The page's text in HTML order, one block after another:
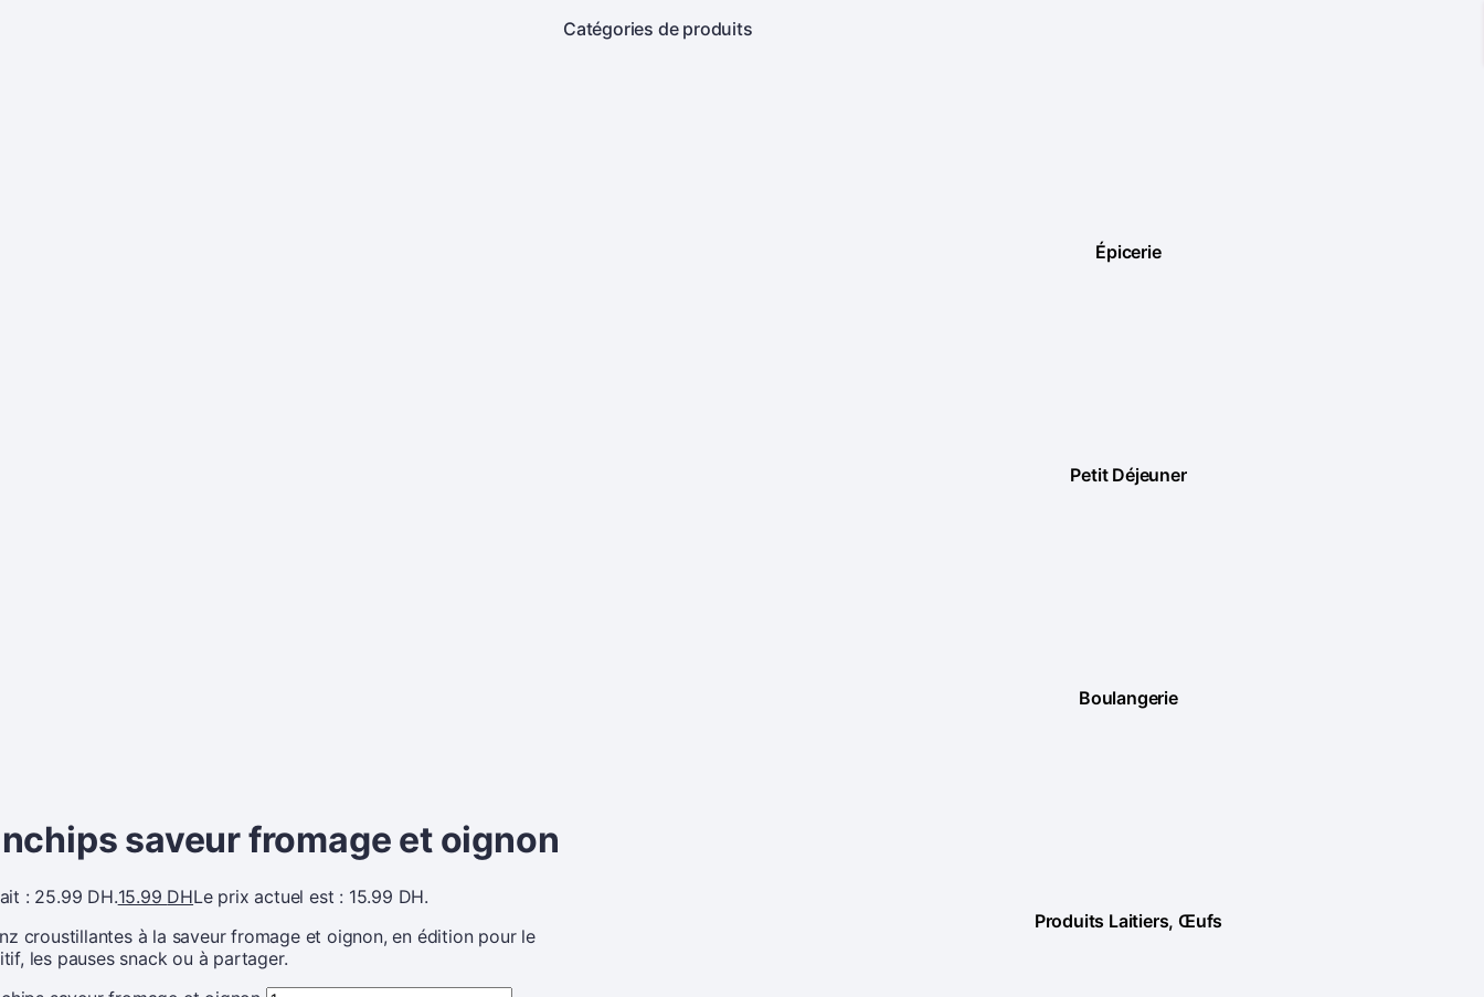
saveur fromage et oignon
: 25.99 DH.15.99 DHLe prix actuel est : 15.99 DH.
croustillantes à la saveur fromage et oignon, en édition pour le
les pauses snack ou à partager.
Catégories de produits
Épicerie
Petit Déjeuner
Boulangerie
Produits Laitiers, Œufs